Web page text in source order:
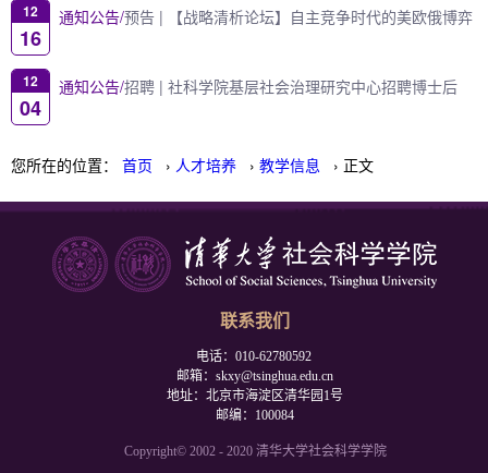
您所在的位置： 首页 › 人才培养 › 教学信息 › 正文
12
16
通知公告/预告 | 【战略清析论坛】自主竞争时代的美欧俄博弈
12
04
通知公告/招聘 | 社科学院基层社会治理研究中心招聘博士后
联系我们
电话：010-62780592
邮箱：skxy@tsinghua.edu.cn
地址：北京市海淀区清华园1号
邮编：100084
Copyright© 2002 - 2020 清华大学社会科学学院